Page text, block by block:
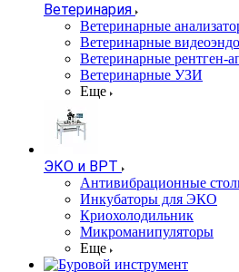
Ветеринария
Ветеринарные
Ветеринарные
Ветеринарные рентген-
Ветеринарные УЗИ
Еще
ЭКО и ВРТ
Антивибрационные
Инкубаторы для ЭКО
Криохолодильник
Микроманипуляторы
Еще